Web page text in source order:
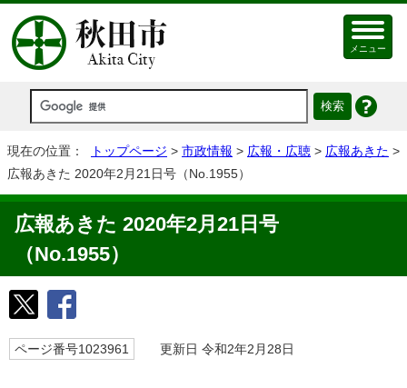
メニュー
現在の位置： トップページ > 市政情報 > 広報・広聴 > 広報あきた >
広報あきた 2020年2月21日号（No.1955）
広報あきた 2020年2月21日号
（No.1955）
ページ番号1023961 更新日 令和2年2月28日